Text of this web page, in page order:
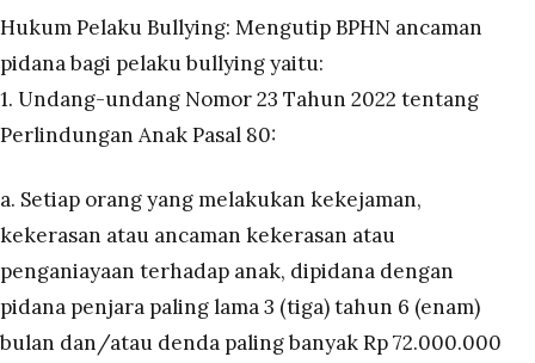
Hukum Pelaku Bullying: Mengutip BPHN ancaman
pidana bagi pelaku bullying yaitu:
1. Undang-undang Nomor 23 Tahun 2022 tentang
Perlindungan Anak Pasal 80:
a. Setiap orang yang melakukan kekejaman,
kekerasan atau ancaman kekerasan atau
penganiayaan terhadap anak, dipidana dengan
pidana penjara paling lama 3 (tiga) tahun 6 (enam)
bulan dan/atau denda paling banyak Rp 72.000.000